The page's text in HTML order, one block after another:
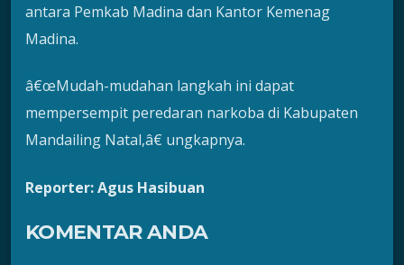
antara Pemkab Madina dan Kantor Kemenag
Madina.
â€œMudah-mudahan langkah ini dapat
mempersempit peredaran narkoba di Kabupaten
Mandailing Natal,â€ ungkapnya.
Reporter: Agus Hasibuan
KOMENTAR ANDA